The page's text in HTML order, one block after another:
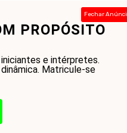
PROPÓSITO
e intérpretes.
Matricule-se
Fechar
Menu
propósito: você